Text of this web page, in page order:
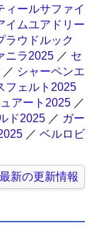
ィールサファイ
イムユアドリー
ラウドルック
ニラ2025 ／ セ
／ シャーペンエ
フェルト2025
アート2025 ／
ド2025 ／ ガー
／ ベルロビ
最新の更新情報